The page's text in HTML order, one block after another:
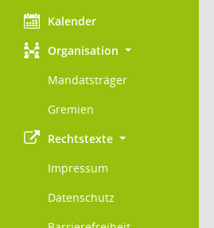
Kalender
Organisation
Mandatsträger
Gremien
Rechtstexte
Impressum
Datenschutz